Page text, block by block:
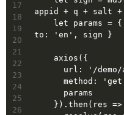
17
18
19
20
21
22
23
24
25
26
appid + q + salt +
to: 'en', sign }
    axios({
url: '/
method:
      params
}).then(res